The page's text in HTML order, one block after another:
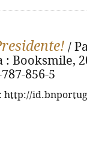
/
: Booksmile,
856-5
http://